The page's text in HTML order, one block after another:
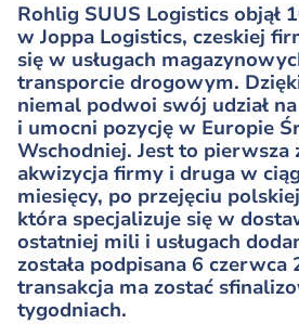
Rohlig SUUS Logistics objął
w Joppa Logistics, czeskiej
się w usługach
transporcie drogowym.
niemal podwoi swój udział
i umocni pozycję w Europie
Wschodniej. Jest to pierwsza
akwizycja firmy i druga w
miesięcy, po przejęciu
która specjalizuje się w
ostatniej mili i usługach
została podpisana 6 czerwca
transakcja ma zostać
tygodniach.